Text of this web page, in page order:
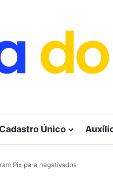
Cadastro Único
Pix para negativados